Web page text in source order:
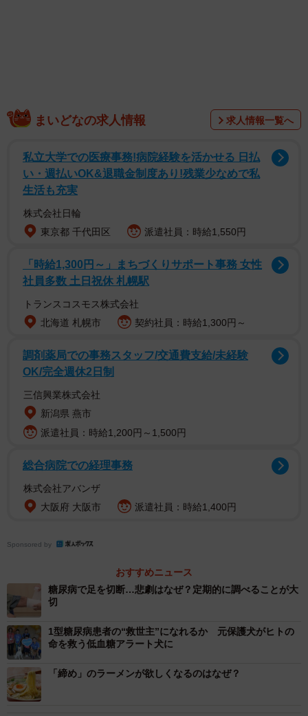
糖尿病と２型糖尿病があります。１型糖尿病は、体内で糖
いぞう）のβ細胞が、なんらかの原因で破壊される怖い病気
で、小児から思春期に発症することが多いんです。ただ、
日本での割合は５％以下という珍しいタイプです。
残りの９５％が２型糖尿病で、過食、運動不足、ストレ
ス、加齢などの環境因子が原因で発症します。特に暴飲、
暴食は原因になり、遺伝的要因も強いために、血縁関係に
糖尿病の人がいれば要注意です。また、日本人は欧米人と
比べると血糖を下げるホルモンであるインスリン分泌能が
低いため、糖尿病になりやすいとされています。
まいどなの求人情報 求人情報一覧へ
私立大学での医療事務!病院経験を活かせる 日払
い・週払いOK&退職金制度あり!残業少なめで私
生活も充実
株式会社日輪
東京都 千代田区
派遣社員：時給1,550円
「時給1,300円～」まちづくりサポート事務 女性
社員多数 土日祝休 札幌駅
トランスコスモス株式会社
北海道 札幌市
契約社員：時給1,300円～
調剤薬局での事務スタッフ/交通費支給/未経験
OK/完全週休2日制
三信興業株式会社
新潟県 燕市
派遣社員：時給1,200円～1,500円
総合病院での経理事務
株式会社アバンザ
大阪府 大阪市
派遣社員：時給1,400円
Sponsored by
おすすめニュース
糖尿病で足を切断…悲劇はなぜ？定期的に調べることが大
切
1型糖尿病患者の“救世主”になれるか 元保護犬がヒトの
命を救う低血糖アラート犬に
「締め」のラーメンが欲しくなるのはなぜ？